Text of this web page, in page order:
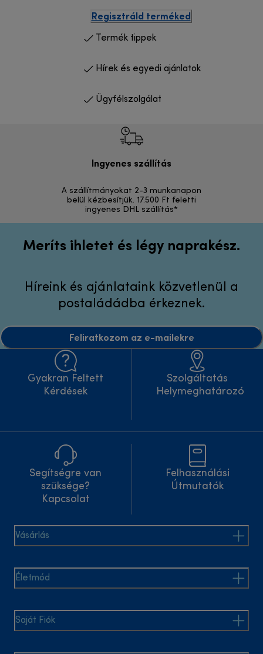
Regisztráld terméked
Termék tippek
Hírek és egyedi ajánlatok
Ügyfélszolgálat
Ingyenes szállítás
A szállítmányokat 2-3 munkanapon
belül kézbesítjük. 17.500 Ft feletti
ingyenes DHL szállítás*
Meríts ihletet és légy naprakész.
Híreink és ajánlataink közvetlenül a
postaládádba érkeznek.
Feliratkozom az e-mailekre
Gyakran Feltett
Kérdések
Szolgáltatás
Helymeghatározó
Segítségre van
szüksége?
Kapcsolat
Felhasználási
Útmutatók
Vásárlás
Életmód
Saját Fiók